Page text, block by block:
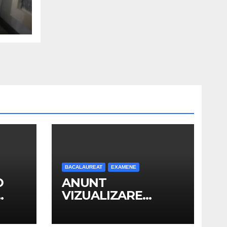
BACALAUREAT EXAMENE
ANUNT
VIZUALIZARE
DEPUNERE